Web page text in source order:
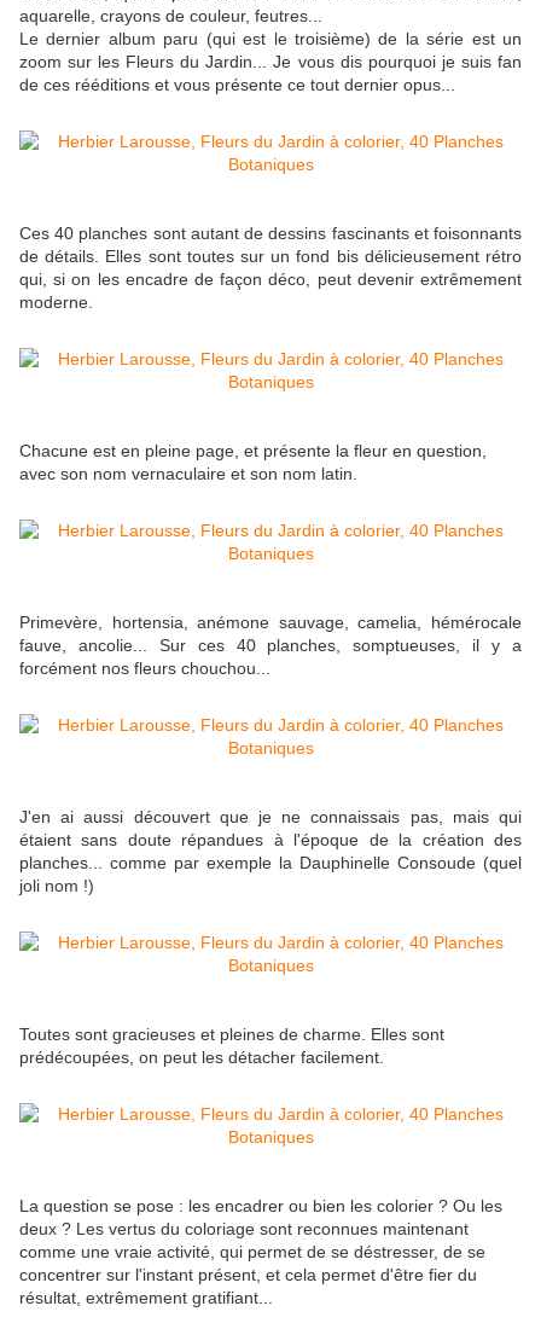
aquarelle, crayons de couleur, feutres...
Le dernier album paru (qui est le troisième) de la série est un
zoom sur les Fleurs du Jardin... Je vous dis pourquoi je suis fan
de ces rééditions et vous présente ce tout dernier opus...
Ces 40 planches sont autant de dessins fascinants et foisonnants
de détails. Elles sont toutes sur un fond bis délicieusement rétro
qui, si on les encadre de façon déco, peut devenir extrêmement
moderne.
Chacune est en pleine page, et présente la fleur en question,
avec son nom vernaculaire et son nom latin.
Primevère, hortensia, anémone sauvage, camelia, hémérocale
fauve, ancolie... Sur ces 40 planches, somptueuses, il y a
forcément nos fleurs chouchou...
J'en ai aussi découvert que je ne connaissais pas, mais qui
étaient sans doute répandues à l'époque de la création des
planches... comme par exemple la Dauphinelle Consoude (quel
joli nom !)
Toutes sont gracieuses et pleines de charme. Elles sont
prédécoupées, on peut les détacher facilement.
La question se pose : les encadrer ou bien les colorier ? Ou les
deux ? Les vertus du coloriage sont reconnues maintenant
comme une vraie activité, qui permet de se déstresser, de se
concentrer sur l'instant présent, et cela permet d'être fier du
résultat, extrêmement gratifiant...